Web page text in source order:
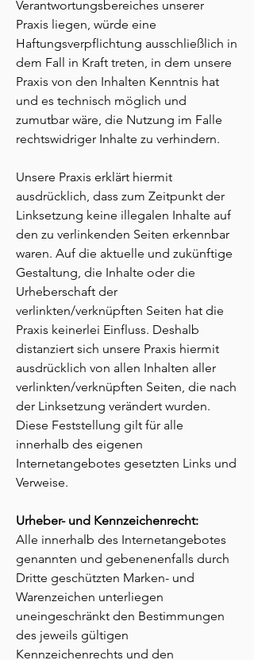
Verantwortungsbereiches unserer
Praxis liegen, würde eine
Haftungsverpflichtung ausschließlich in
dem Fall in Kraft treten, in dem unsere
Praxis von den Inhalten Kenntnis hat
und es technisch möglich und
zumutbar wäre, die Nutzung im Falle
rechtswidriger Inhalte zu verhindern.
Unsere Praxis erklärt hiermit
ausdrücklich, dass zum Zeitpunkt der
Linksetzung keine illegalen Inhalte auf
den zu verlinkenden Seiten erkennbar
waren. Auf die aktuelle und zukünftige
Gestaltung, die Inhalte oder die
Urheberschaft der
verlinkten/verknüpften Seiten hat die
Praxis keinerlei Einfluss. Deshalb
distanziert sich unsere Praxis hiermit
ausdrücklich von allen Inhalten aller
verlinkten/verknüpften Seiten, die nach
der Linksetzung verändert wurden.
Diese Feststellung gilt für alle
innerhalb des eigenen
Internetangebotes gesetzten Links und
Verweise.
Urheber- und Kennzeichenrecht:
Alle innerhalb des Internetangebotes
genannten und gebenenenfalls durch
Dritte geschützten Marken- und
Warenzeichen unterliegen
uneingeschränkt den Bestimmungen
des jeweils gültigen
Kennzeichenrechts und den